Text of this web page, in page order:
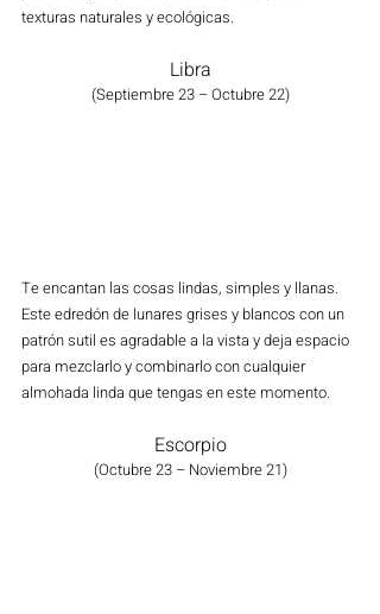
texturas naturales y ecológicas.
Libra
(Septiembre 23 – Octubre 22)
Te encantan las cosas lindas, simples y llanas.
Este edredón de lunares grises y blancos con un
patrón sutil es agradable a la vista y deja espacio
para mezclarlo y combinarlo con cualquier
almohada linda que tengas en este momento.
Escorpio
(Octubre 23 – Noviembre 21)